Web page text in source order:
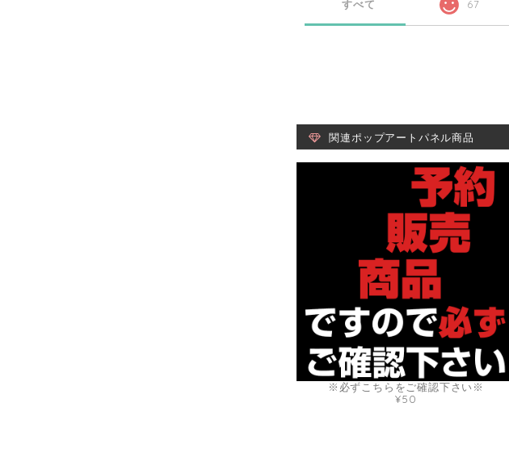
すべて 67
関連ポップアートパネル商品
※必ずこちらをご確認下さい※
¥50